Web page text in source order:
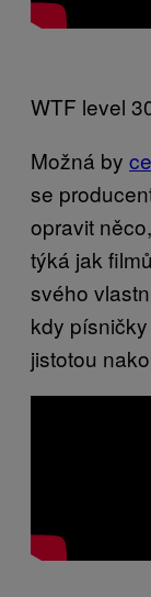
WTF level
Možná by
se
opravit
týká jak
svého
kdy
jistotou